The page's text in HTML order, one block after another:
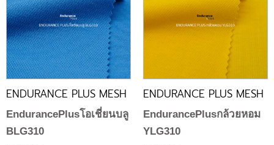
ENDURANCE PLUS MESH
EndurancePlusโอเชี่ยนบลู
BLG310
ENDURANCE PLUS MESH
EndurancePlusกล้วยหอม
YLG310